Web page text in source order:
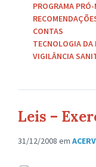
PROGRAMA
CONTAS
TECNOLOGIA DA
VIGILÂNCIA
Leis –
31/12/2008 em